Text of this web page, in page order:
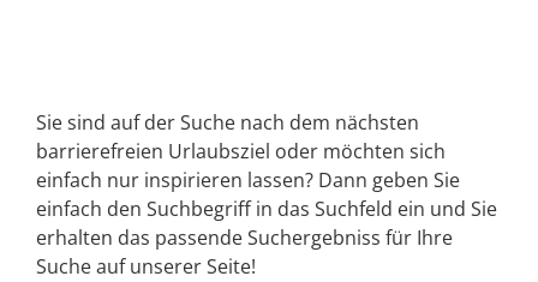
Sie sind auf der Suche nach dem nächsten
barrierefreien Urlaubsziel oder möchten sich
einfach nur inspirieren lassen? Dann geben Sie
einfach den Suchbegriff in das Suchfeld ein und Sie
erhalten das passende Suchergebniss für Ihre
Suche auf unserer Seite!